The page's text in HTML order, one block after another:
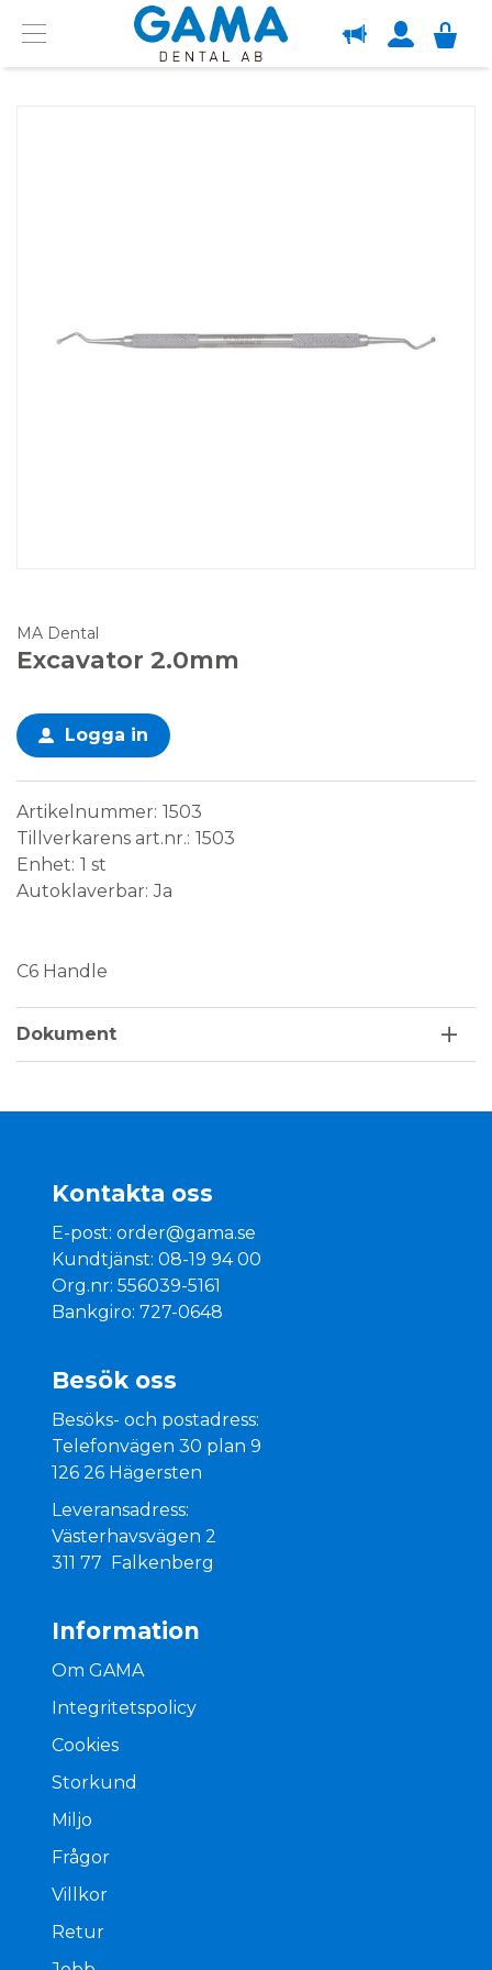
Menu
OM GAMA
MA Dental
Excavator 2.0mm
Logga in
Artikelnummer 1503
Tillverkarens art.nr. 1503
Enhet 1 st
Autoklaverbar Ja
C6 Handle
Dokument
Kontakta oss
E-post:order@gama.se
Kundtjänst: 08-19 94 00
Org.nr: 556039-5161
Bankgiro: 727-0648
Besök oss
Besöks- och postadress:
Telefonvägen 30 plan 9
126 26 Hägersten
Leveransadress:
Västerhavsvägen 2
311 77 Falkenberg
Information
Om GAMA
Integritetspolicy
Cookies
Storkund
Miljo
Frågor
Villkor
Retur